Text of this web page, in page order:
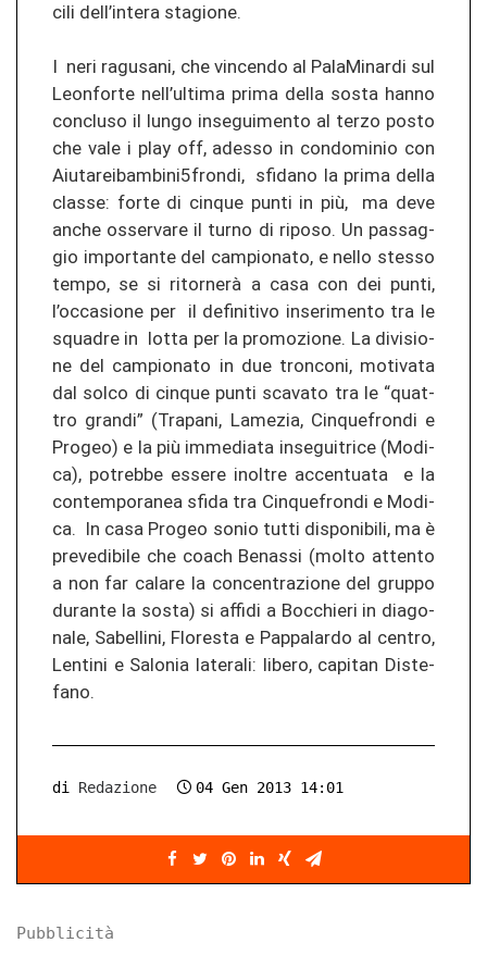
ci­li dell’in­te­ra stagio­ne.
I neri ra­gu­s­a­ni, che vin­cen­do al Pa­la­Mi­nar­di sul
Leon­for­te nell’ul­ti­ma prima della sosta hanno
con­clu­so il lungo insegui­men­to al terzo posto
che vale i play off, ad­es­so in con­do­mi­nio con
Aiu­ta­reibam­b­i­ni5fron­di, sfi­da­no la prima della
clas­se: forte di cin­que punti in più, ma deve
anche os­ser­va­re il turno di ri­poso. Un pas­sag­
gio im­por­tan­te del cam­pio­na­to, e nello st­es­so
tempo, se si ritornerà a casa con dei punti,
l’oc­ca­sio­ne per il de­fi­ni­ti­vo in­se­rimen­to tra le
squa­dre in lotta per la pro­mo­zio­ne. La di­vi­sio­
ne del cam­pio­na­to in due tr­on­co­ni, mo­ti­va­ta
dal solco di cin­que punti scav­a­to tra le “quat­
tro gran­di” (Tra­pa­ni, La­me­zia, Cin­que­fron­di e
Pro­geo) e la più im­me­dia­ta insegui­tri­ce (Mo­di­
ca), po­treb­be es­se­re in­ol­tre ac­cen­tua­ta e la
con­tem­po­ra­nea sfida tra Cin­que­fron­di e Mo­di­
ca. In casa Pro­geo sonio tutti dis­po­n­ibi­li, ma è
pre­ve­di­bi­le che coach Be­nas­si (molto at­ten­to
a non far ca­la­re la con­cen­tra­zio­ne del grup­po
du­ran­te la sosta) si af­fi­di a Boc­chie­ri in dia­go­
na­le, Sa­bel­li­ni, Flo­resta e Pap­pa­lar­do al cen­tro,
Len­ti­ni e Sa­lo­nia la­te­ra­li: li­be­ro, ca­pi­tan Dis­te­
fa­no.
di Redazione 04 Gen 2013 14:01
Pubblicità